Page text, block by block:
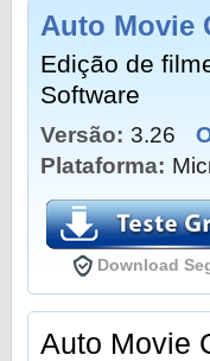
Auto Movie
Edição de
Software
Versão: 3.26
Plataforma:
Download
Auto Movie